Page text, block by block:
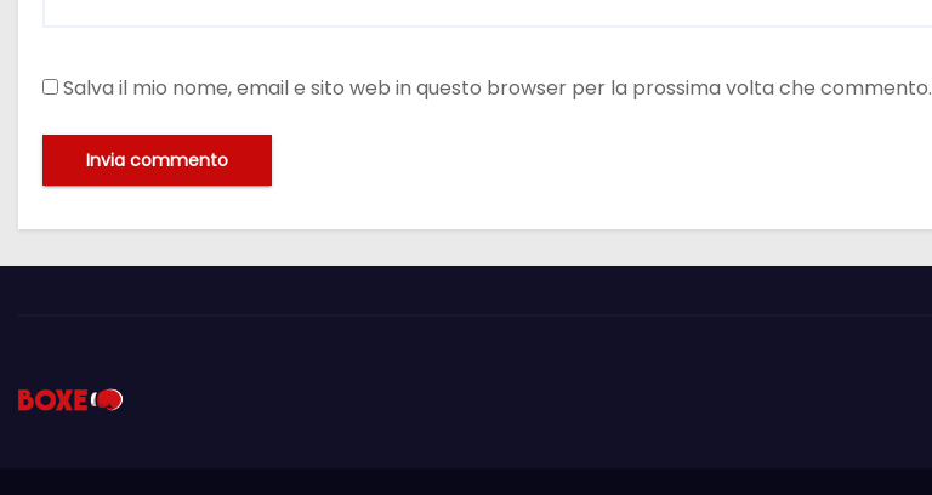
Salva il mio nome, email e sito web in questo browser per la prossima volta che commento.